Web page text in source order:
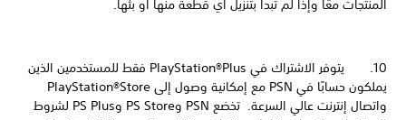
المنتجات معًا وإذا لم تبدأ بتنزيل أي قطعة منها أو بثها.
10. يتوفر الاشتراك في PlayStation®Plus فقط للمستخدمين الذين
يملكون حسابًا في PSN مع إمكانية وصول إلى PlayStation®Store
واتصال إنترنت عالي السرعة. تخضع PSN وPS Store وPS Plus لشروط